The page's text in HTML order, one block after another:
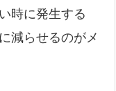
時に発生する
減らせるのがメ